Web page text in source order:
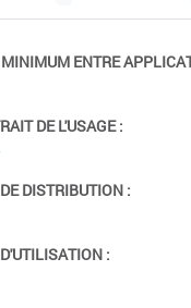
ENTRE
DE L'USAGE :
DISTRIBUTION :
: